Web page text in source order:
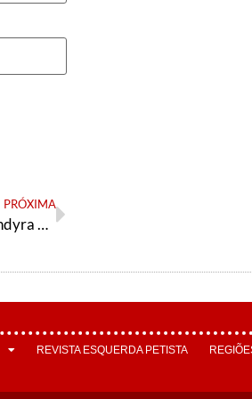
PRÓXIMA
Encarte Especial Eleições 2022 – Jandyra Uehara
REVISTA ESQUERDA PETISTA